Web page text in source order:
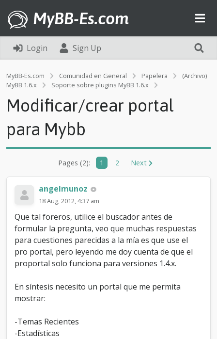
MyBB-Es.com
Login Sign Up
MyBB-Es.com Comunidad en General Papelera
(Archivo)
MyBB 1.6.x
Soporte sobre plugins MyBB 1.6.x
d
i
a
c
p
o
r
t
a
l
a
Modificar/crear portal
para Mybb
Pages (2): 1 2 Next
angelmunoz
18 Aug, 2012, 4:37 am
Que tal foreros, utilice el buscador antes de
formular la pregunta, veo que muchas respuestas
para cuestiones parecidas a la mía es que use el
pro portal, pero leyendo me doy cuenta de que el
proportal solo funciona para versiones 1.4.x.
En síntesis necesito un portal que me permita
mostrar:
-Temas Recientes
-Estadísticas